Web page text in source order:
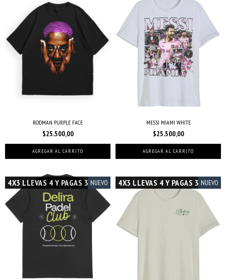
RODMAN PURPLE FACE
$25.500,00
AGREGAR AL CARRITO
MESSI MIAMI WHITE
$25.500,00
AGREGAR AL CARRITO
4X3 LLEVAS 4 Y PAGAS 3 NUEVO 4X3 LLEVAS 4 Y PAGAS 3 NUEVO